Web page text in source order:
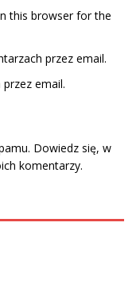
this browser for the
przez email.
email.
Dowiedz się, w
komentarzy.